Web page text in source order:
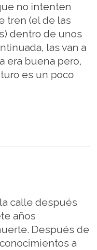
no intenten
tren (el de las
dentro de unos
las van a
era buena pero,
es un poco
calle después
años
Después de
a